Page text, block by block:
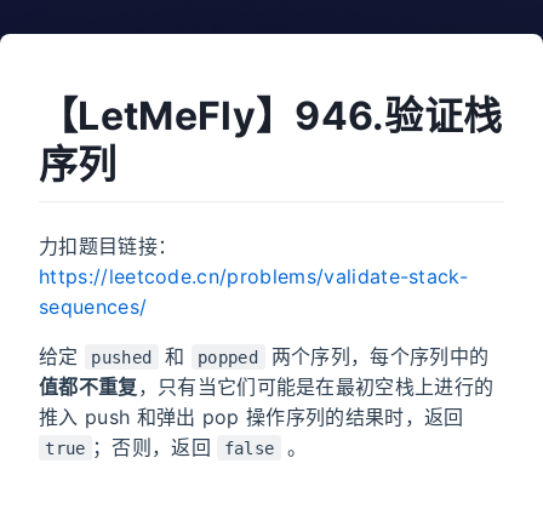
【LetMeFly】946.验证栈
序列
力扣题目链接：
https://leetcode.cn/problems/validate-stack-
sequences/
给定 pushed 和 popped
两个序列，每个序列中的
值都不重复 ，只有当它们可能是在最初空栈上进行的
推入 push 和弹出 pop 操作序列的结果时，返回
true ；否则，返回 false 。